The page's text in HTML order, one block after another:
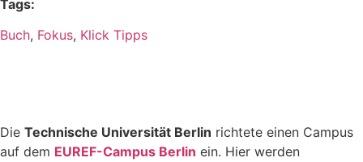
Tags:
Buch, Fokus, Klick Tipps
Die Technische Universität Berlin richtete einen Campus
auf dem EUREF-Campus Berlin ein. Hier werden